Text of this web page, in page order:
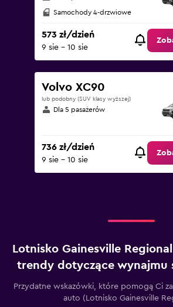
Samochody 4-drzwiowe
573 zł/dzień
9 sie - 10 sie
Volvo XC90
lub podobny (SUV klasy wyższej)
Dla 5 pasażerów
736 zł/dzień
9 sie - 10 sie
Lotnisko Gainesville
trendy dotyczące wynajmu
Przydatne wskazówki, które pomogą Ci
auto (Lotnisko Gainesville